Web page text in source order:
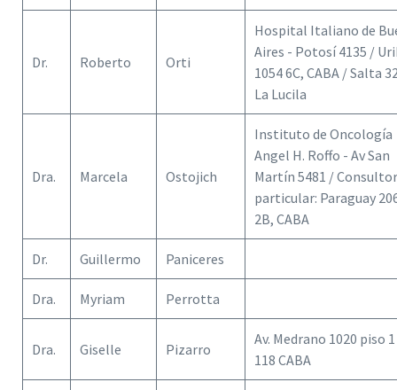
Dr. Roberto Orti
Hospital Italiano de
Aires - Potosí 4135 /
1054 6C, CABA / Salta
La Lucila
Dra. Marcela Ostojich
Instituto de Oncología
Angel H. Roffo - Av San
Martín 5481 /
particular: Paraguay
2B, CABA
Dr. Guillermo Paniceres
Dra. Myriam Perrotta
Dra. Giselle Pizarro
Av. Medrano 1020 piso
118 CABA